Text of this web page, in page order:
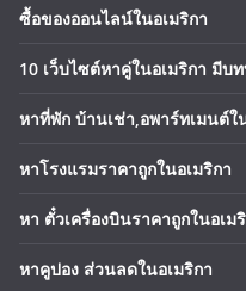
ซื้อของออนไลน์ในอเมริกา
10 เว็บไซต์หาคู่ในอเมริกา มีบ
หาที่พัก บ้านเช่า,อพาร์ทเมนต์ใ
หาโรงแรมราคาถูกในอเมริกา
หา ตั๋วเครื่องบินราคาถูกในอเม
หาคูปอง ส่วนลดในอเมริกา